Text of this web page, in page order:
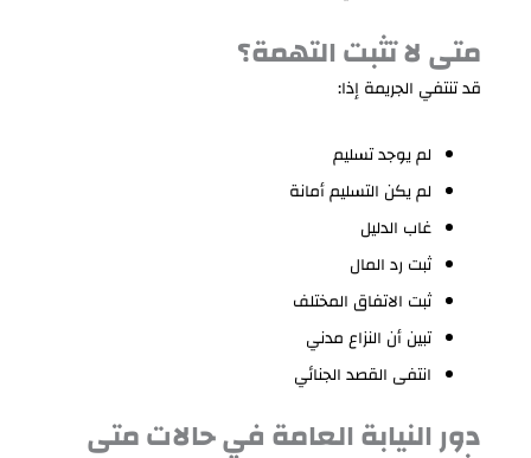
متى لا تثبت التهمة؟
قد تنتفي الجريمة إذا:
لم يوجد تسليم
لم يكن التسليم أمانة
غاب الدليل
ثبت رد المال
ثبت الاتفاق المختلف
تبين أن النزاع مدني
انتفى القصد الجنائي
دور النيابة العامة في حالات متى